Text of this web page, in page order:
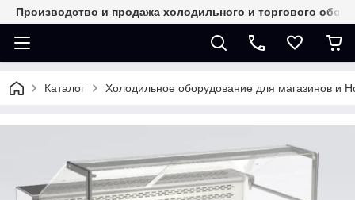
Производство и продажа холодильного и торгового
Каталог Холодильное оборудование для магазинов и